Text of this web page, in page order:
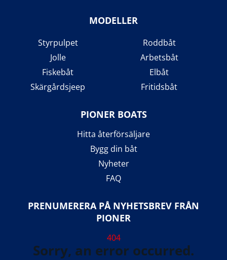
MODELLER
Styrpulpet
Jolle
Fiskebåt
Skärgårdsjeep
Roddbåt
Arbetsbåt
Elbåt
Fritidsbåt
PIONER BOATS
Hitta återförsäljare
Bygg din båt
Nyheter
FAQ
PRENUMERERA PÅ NYHETSBREV FRÅN
PIONER
404
Sorry, an error occurred.